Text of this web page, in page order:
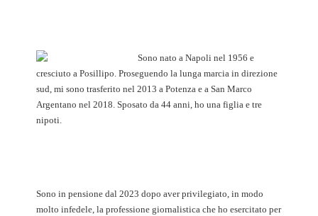
dei
maoisti
napoletani
Sono nato a Napoli nel 1956 e
cresciuto a Posillipo. Proseguendo la lunga marcia in direzione
sud, mi sono trasferito nel 2013 a Potenza e a San Marco
Argentano nel 2018. Sposato da 44 anni, ho una figlia e tre
nipoti.
Sono in pensione dal 2023 dopo aver privilegiato, in modo
molto infedele, la professione giornalistica che ho esercitato per